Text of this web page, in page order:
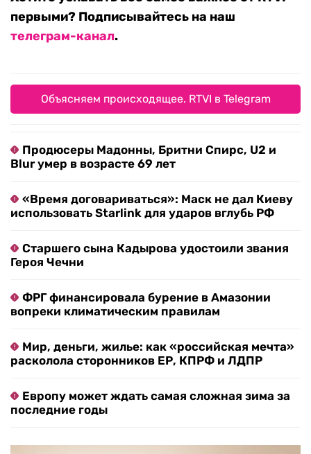
первыми? Подписывайтесь на наш
телеграм-канал.
Объясняем происходящее. RTVI в Telegram
Продюсеры Мадонны, Бритни Спирс, U2 и
Blur умер в возрасте 69 лет
«Время договариваться»: Маск не дал Киеву
использовать Starlink для ударов вглубь РФ
Старшего сына Кадырова удостоили звания
Героя Чечни
ФРГ финансировала бурение в Амазонии
вопреки климатическим правилам
Мир, деньги, жилье: как «российская мечта»
расколола сторонников ЕР, КПРФ и ЛДПР
Европу может ждать самая сложная зима за
последние годы